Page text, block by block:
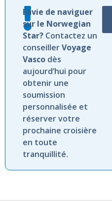
Envie de naviguer
sur le Norwegian
Star? Contactez un
conseillerVoyage
Vasco dès
aujourd’hui pour
obtenir une
soumission
personnalisée et
réserver votre
prochaine croisière
en toute
tranquillité.